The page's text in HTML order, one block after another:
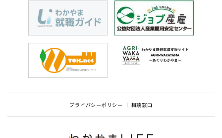
プライバシーポリシー 相談窓口